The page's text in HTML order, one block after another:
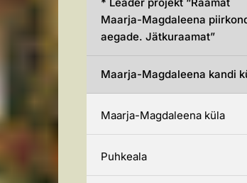
Maarja-Magdaleena
aegade. Jätkuraamat”
Maarja-Magdaleena kandi
Maarja-Magdaleena küla
Puhkeala